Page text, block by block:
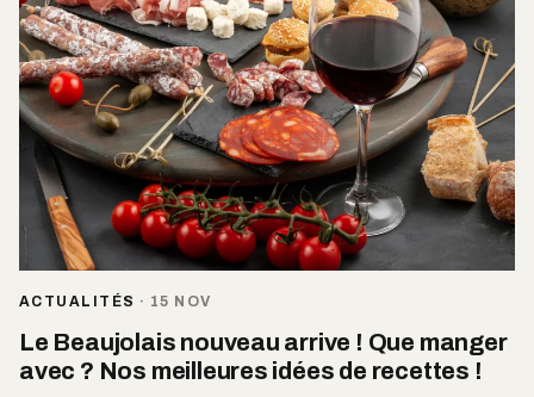
ACTUALITÉS · 15 NOV
Le Beaujolais nouveau arrive ! Que manger
avec ? Nos meilleures idées de recettes !